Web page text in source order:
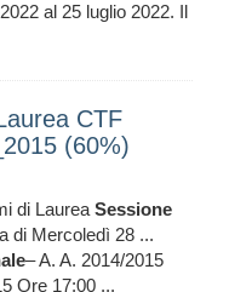
al 25 luglio 2022. Il
CTF
(60%)
di LaureaSessione
di Mercoledì 28 ...
– A. A. 2014/2015
Ore 17:00 ...